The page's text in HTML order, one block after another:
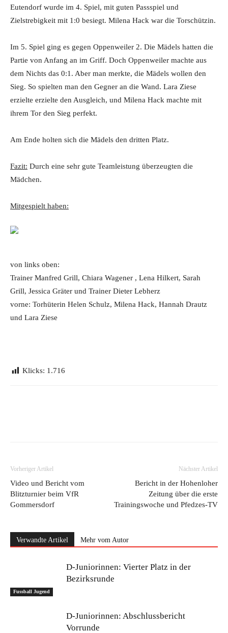
Eutendorf wurde im 4. Spiel, mit guten Passspiel und
Zielstrebigkeit mit 1:0 besiegt. Milena Hack war die Torschützin.
Im 5. Spiel ging es gegen Oppenweiler 2. Die Mädels hatten die
Partie von Anfang an im Griff. Doch Oppenweiler machte aus
dem Nichts das 0:1. Aber man merkte, die Mädels wollen den
Sieg. So spielten man den Gegner an die Wand. Lara Ziese
erzielte erzielte den Ausgleich, und Milena Hack machte mit
ihrem Tor den Sieg perfekt.
Am Ende holten sich die Mädels den dritten Platz.
Fazit: Durch eine sehr gute Teamleistung überzeugten die
Mädchen.
Mitgespielt haben:
von links oben:
Trainer Manfred Grill, Chiara Wagener , Lena Hilkert, Sarah
Grill, Jessica Gräter und Trainer Dieter Lebherz
vorne: Torhüterin Helen Schulz, Milena Hack, Hannah Drautz
und Lara Ziese
Klicks: 1.716
Vorheriger Artikel
Video und Bericht vom
Blitzturnier beim VfR
Gommersdorf
Nächster Artikel
Bericht in der Hohenloher
Zeitung über die erste
Trainingswoche und Pfedzes-TV
Verwandte Artikel Mehr vom Autor
Fussball Jugend
D-Juniorinnen: Vierter Platz in der
Bezirksrunde
D-Juniorinnen: Abschlussbericht
Vorrunde